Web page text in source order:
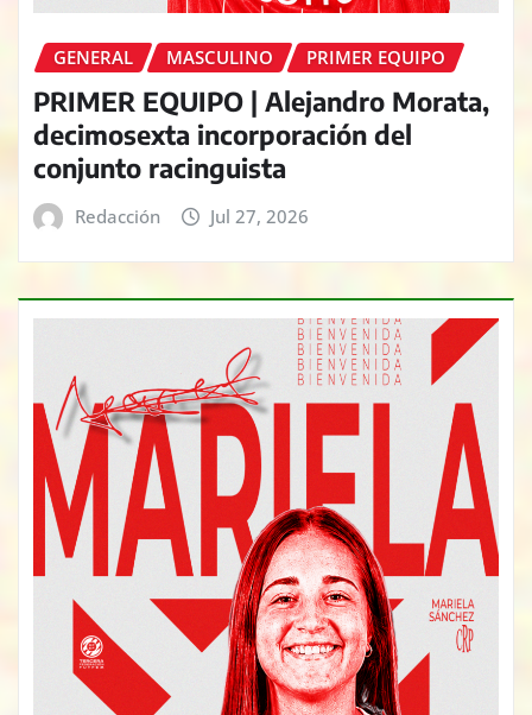
GENERAL MASCULINO PRIMER EQUIPO
PRIMER EQUIPO | Alejandro Morata,
decimosexta incorporación del
conjunto racinguista
Redacción Jul 27, 2026